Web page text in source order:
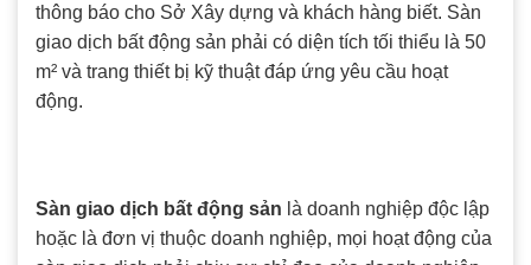
thông báo cho Sở Xây dựng và khách hàng biết. Sàn
giao dịch bất động sản phải có diện tích tối thiểu là 50
m² và trang thiết bị kỹ thuật đáp ứng yêu cầu hoạt
động.
Sàn giao dịch bất động sản là doanh nghiệp độc lập
hoặc là đơn vị thuộc doanh nghiệp, mọi hoạt động của